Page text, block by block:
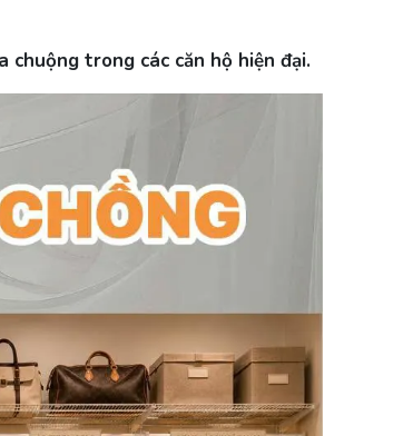
trong các căn hộ hiện đại.